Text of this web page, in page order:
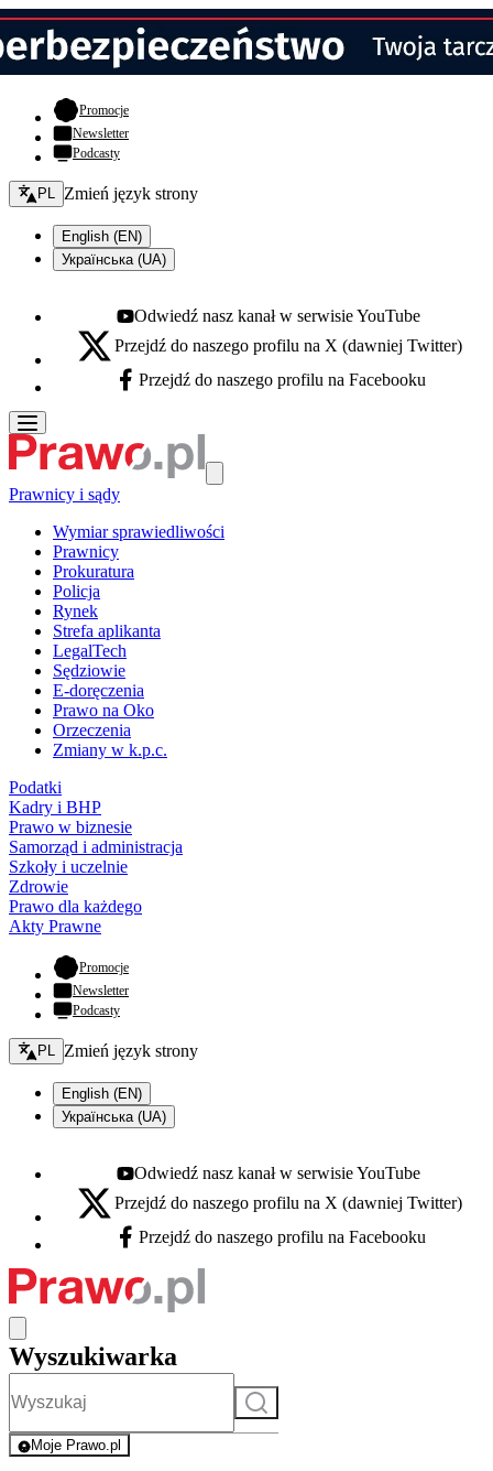
Promocje- otwiera się w nowej karcie
Newsletter
Podcasty
Zmień język - bieżący:
PL Zmień język strony
English (EN)
Українська (UA)
Youtube - otwiera się w nowej karcie
Odwiedź nasz kanał w serwisie YouTube
X - otwiera się w nowej karcie
Przejdź do naszego profilu na X (dawniej Twitter)
Facebook - otwiera się w nowej karcie
Przejdź do naszego profilu na Facebooku
Prawnicy i sądy
Wymiar sprawiedliwości
Prawnicy
Prokuratura
Policja
Rynek
Strefa aplikanta
LegalTech
Sędziowie
E-doręczenia
Prawo na Oko
Orzeczenia
Zmiany w k.p.c.
Podatki
Kadry i BHP
Prawo w biznesie
Samorząd i administracja
Szkoły i uczelnie
Zdrowie
Prawo dla każdego
Akty Prawne
Promocje- otwiera się w nowej karcie
Newsletter
Podcasty
Zmień język - bieżący:
PL Zmień język strony
English (EN)
Українська (UA)
Youtube - otwiera się w nowej karcie
Odwiedź nasz kanał w serwisie YouTube
X - otwiera się w nowej karcie
Przejdź do naszego profilu na X (dawniej Twitter)
Facebook - otwiera się w nowej karcie
Przejdź do naszego profilu na Facebooku
Wyszukiwarka
Szukaj
Moje Prawo.pl
- rejestracja i logowanie do serwisu